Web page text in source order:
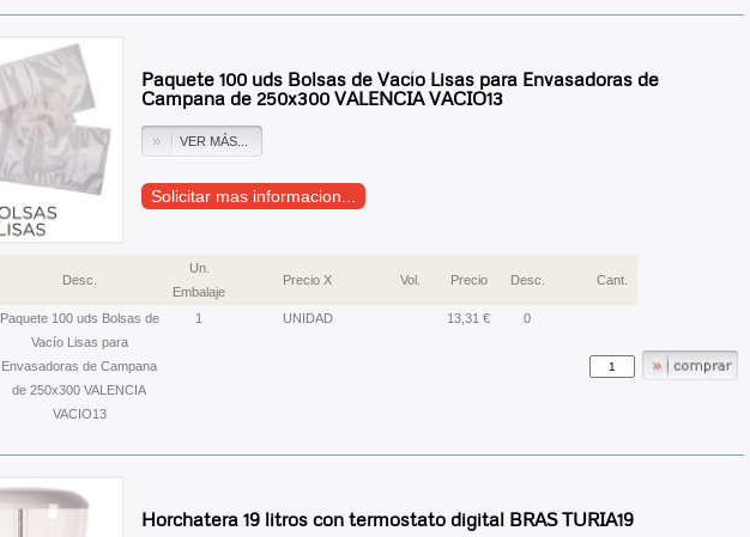
Paquete 100 uds Bolsas de Vacío Lisas para Envasadoras de
Campana de 250x300 VALENCIA VACIO13
VER MÁS...
Solicitar mas informacion...
Desc.
Un.
Embalaje
Precio X Vol. Precio Desc. Cant.
Paquete 100 uds Bolsas de
Vacío Lisas para
Envasadoras de Campana
de 250x300 VALENCIA
VACIO13
1 UNIDAD 13,31 € 0
Horchatera 19 litros con termostato digital BRAS TURIA19